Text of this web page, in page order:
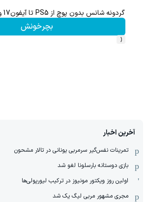
گردونه شانس بدون پوچ از PS5 تا آیفون17 و 1000دلار جایزه 🔥
بچرخونش
‹
آخرین اخبار
‏تمرینات نفس‌گیر سرمربی یونانی در تالار مشحون
بازی دوستانه بارسلونا لغو شد
اولین روز ویکتور مونیوز در ترکیب لیورپولی‌ها
مجری مشهور مربی لیگ یک شد